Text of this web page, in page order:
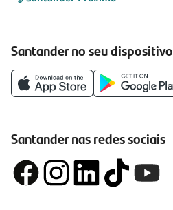
Santander no seu dispositivo
Santander nas redes sociais